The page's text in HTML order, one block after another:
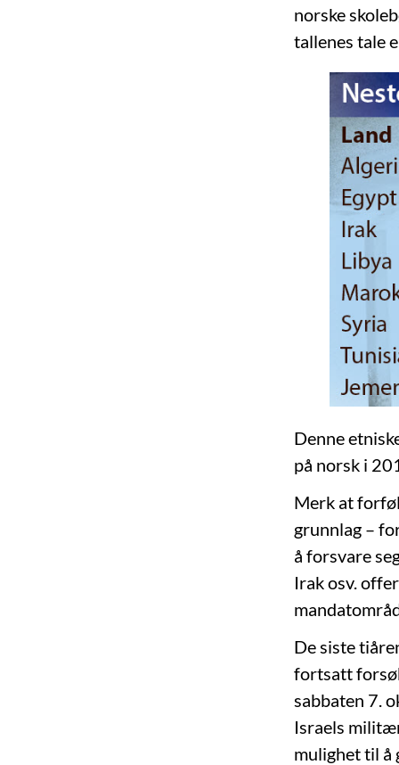
norske
tallenes tale
Denne
på norsk i
Merk at
grunnlag –
å forsvare
Irak osv.
De siste
fortsatt
sabbaten 7.
Israels
mulighet til å